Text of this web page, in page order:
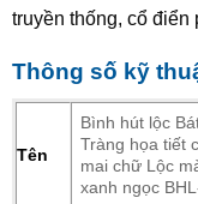
truyền thống, cổ
Thông số kỹ
Tên
Bình hút lộc
Tràng họa tiết
mai chữ Lộc
xanh ngọc